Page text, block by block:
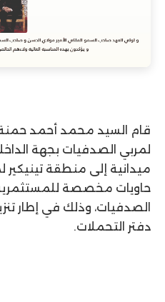
قام السيد محمد أحمد
لمربي الصدفيات بجهة
ميدانية إلى منطقة
حاويات مخصصة
الصدفيات، وذلك في إطار
دفتر التحملات.